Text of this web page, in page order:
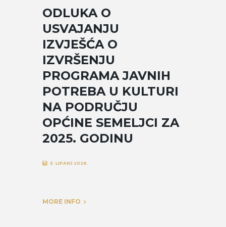
ODLUKA O
USVAJANJU
IZVJEŠĆA O
IZVRŠENJU
PROGRAMA JAVNIH
POTREBA U KULTURI
NA PODRUČJU
OPĆINE SEMELJCI ZA
2025. GODINU
5. LIPANJ 2026.
MORE INFO